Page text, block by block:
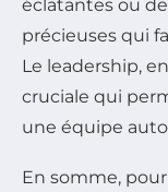
éclatantes ou
précieuses qui
Le leadership,
cruciale qui
une équipe
En somme,